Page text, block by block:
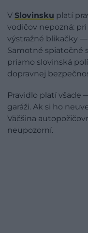
V Slovinsku platí
vodičov nepozná:
výstražné blikačky
Samotné spiatočné
priamo slovinská
dopravnej
Pravidlo platí všade
garáži. Ak si ho
Väčšina
neupozorní.